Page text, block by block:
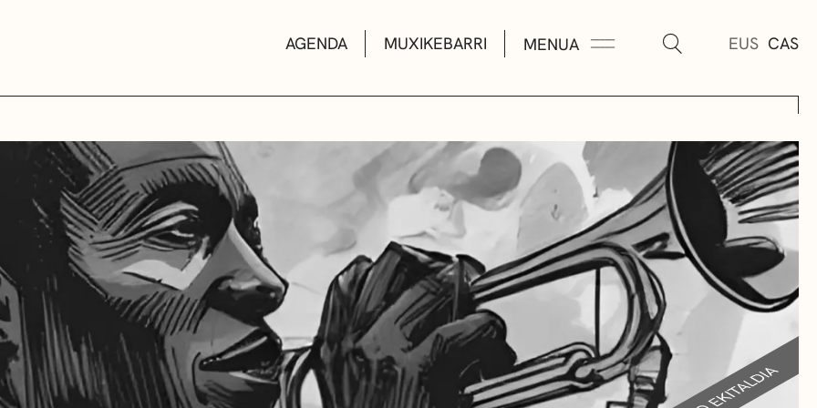
AGENDA MUXIKEBARRI MENUA EUS CAS
KULTUR ETXEAK
LIBURUTEGIAK
MUSIKA ESKOLA